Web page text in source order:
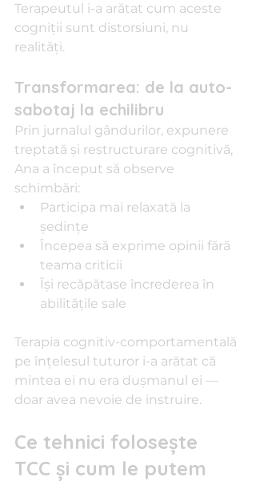
Terapeutul i-a arătat cum aceste
cogniții sunt distorsiuni, nu
realități.
Transformarea: de la auto-
sabotaj la echilibru
Prin jurnalul gândurilor, expunere
treptată și restructurare cognitivă,
Ana a început să observe
schimbări:
Participa mai relaxată la
ședințe
Începea să exprime opinii fără
teama criticii
Își recăpătase încrederea în
abilitățile sale
Terapia cognitiv-comportamentală
pe înțelesul tuturor i-a arătat că
mintea ei nu era dușmanul ei —
doar avea nevoie de instruire.
Ce tehnici folosește
TCC și cum le putem